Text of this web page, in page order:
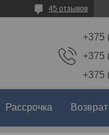
45 отзывов
+375
+375
+375
Рассрочка Возврат